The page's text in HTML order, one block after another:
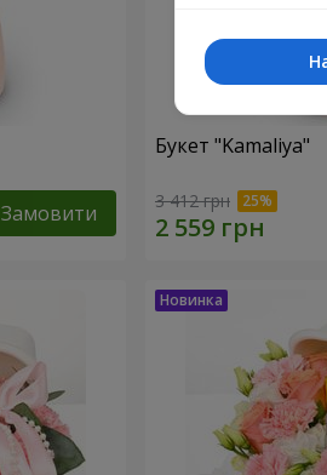
Замовити
Букет "Kamaliya"
3 412 грн